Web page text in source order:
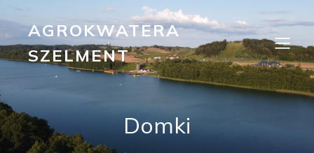
AGROKWATERA
SZELMENT
Domki